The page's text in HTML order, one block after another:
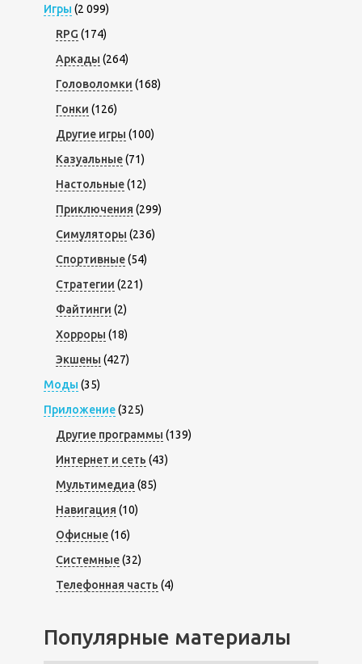
Игры (2 099)
RPG (174)
Аркады (264)
Головоломки (168)
Гонки (126)
Другие игры (100)
Казуальные(71)
Настольные(12)
Приключения (299)
Симуляторы (236)
Спортивные(54)
Стратегии (221)
Файтинги (2)
Хорроры (18)
Экшены (427)
Моды (35)
Приложение(325)
Другие программы (139)
Интернет и сеть (43)
Мультимедиа (85)
Навигация (10)
Офисные(16)
Системные(32)
Телефонная часть (4)
Популярные материалы